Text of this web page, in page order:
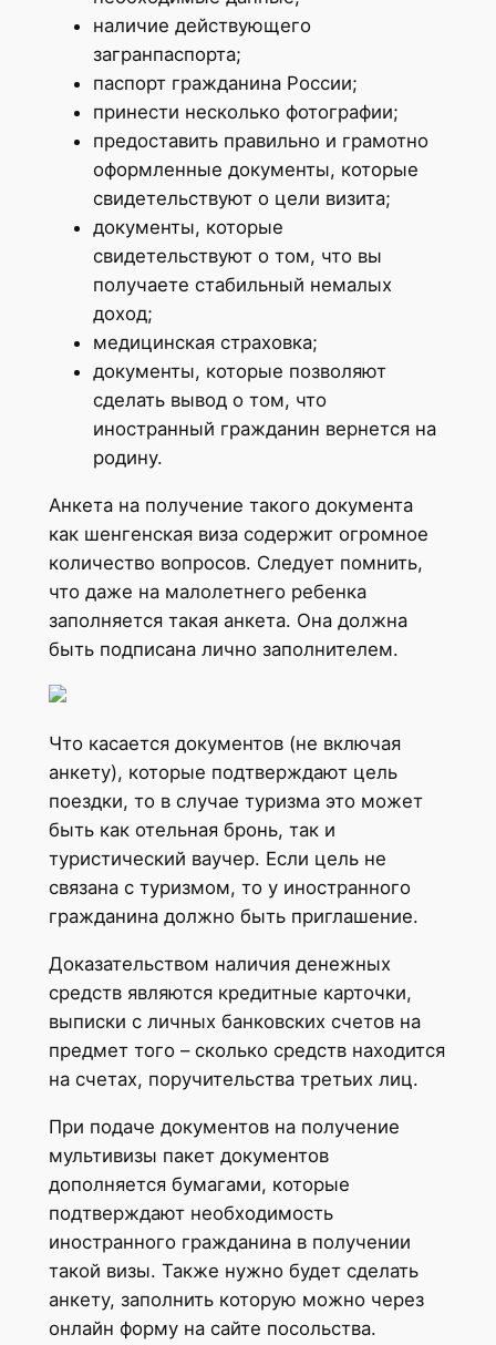
наличие действующего
загранпаспорта;
паспорт гражданина России;
принести несколько фотографии;
предоставить правильно и грамотно
оформленные документы, которые
свидетельствуют о цели визита;
документы, которые
свидетельствуют о том, что вы
получаете стабильный немалых
доход;
медицинская страховка;
документы, которые позволяют
сделать вывод о том, что
иностранный гражданин вернется на
родину.
Анкета на получение такого документа
как шенгенская виза содержит огромное
количество вопросов. Следует помнить,
что даже на малолетнего ребенка
заполняется такая анкета. Она должна
быть подписана лично заполнителем.
Что касается документов (не включая
анкету), которые подтверждают цель
поездки, то в случае туризма это может
быть как отельная бронь, так и
туристический ваучер. Если цель не
связана с туризмом, то у иностранного
гражданина должно быть приглашение.
Доказательством наличия денежных
средств являются кредитные карточки,
выписки с личных банковских счетов на
предмет того – сколько средств находится
на счетах, поручительства третьих лиц.
При подаче документов на получение
мультивизы пакет документов
дополняется бумагами, которые
подтверждают необходимость
иностранного гражданина в получении
такой визы. Также нужно будет сделать
анкету, заполнить которую можно через
онлайн форму на сайте посольства.